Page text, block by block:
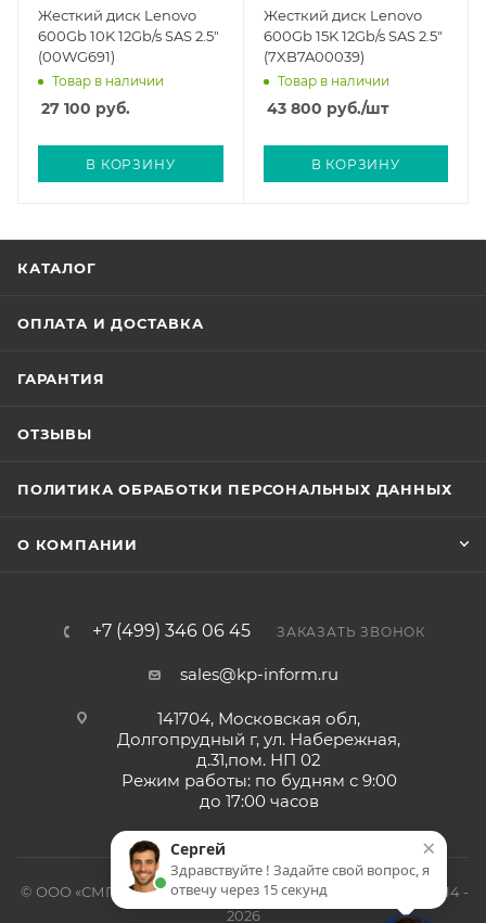
Жесткий диск Lenovo
600Gb 10K 12Gb/s SAS 2.5"
(00WG691)
Товар в наличии
27 100 руб.
В КОРЗИНУ
Жесткий диск Lenovo
600Gb 15K 12Gb/s SAS 2.5"
(7XB7A00039)
Товар в наличии
43 800 руб./шт
В КОРЗИНУ
КАТАЛОГ
ОПЛАТА И ДОСТАВКА
ГАРАНТИЯ
ОТЗЫВЫ
ПОЛИТИКА ОБРАБОТКИ ПЕРСОНАЛЬНЫХ ДАННЫХ
О КОМПАНИИ
+7 (499) 346 06 45 ЗАКАЗАТЬ ЗВОНОК
sales@kp-inform.ru
141704, Московская обл,
Долгопрудный г, ул. Набережная,
д.31,пом. НП 02
Режим работы: по будням с 9:00
до 17:00 часов
© ООО «СМП-Проект», поставка серверных запчастей, 2014 -
2026
×
Сергей
Здравствуйте ! Задайте свой вопрос, я
отвечу через 15 секунд